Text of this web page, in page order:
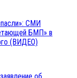
СМИ
БМП» в
(ВИДЕО)